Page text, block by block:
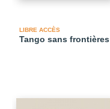
LIBRE ACCÈS
Tango sans frontières